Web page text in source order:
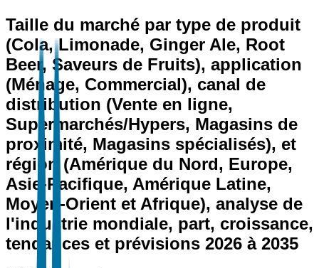
Taille du marché par type de produit
(Cola, Limonade, Ginger Ale, Root
Beer, Saveurs de Fruits), application
(Ménage, Commercial), canal de
distribution (Vente en ligne,
Supermarchés/Hypers, Magasins de
proximité, Magasins spécialisés), et
région (Amérique du Nord, Europe,
Asie-Pacifique, Amérique Latine,
Moyen-Orient et Afrique), analyse de
l'industrie mondiale, part, croissance,
tendances et prévisions 2026 à 2035